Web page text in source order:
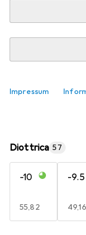
Impressum
Più di 10
Diottrica 57
-10
EUR
55,82
-9.5
EUR
49,16